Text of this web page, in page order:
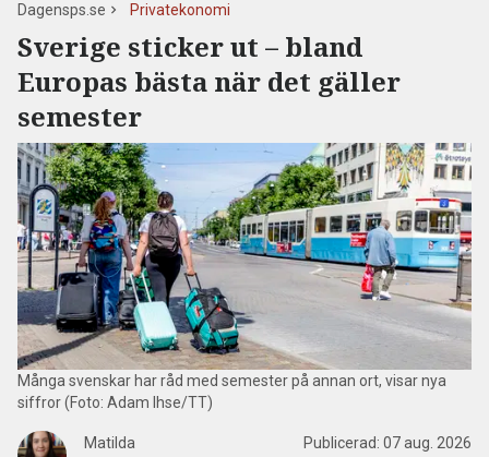
Dagensps.se Privatekonomi
Sverige sticker ut – bland
Europas bästa när det gäller
semester
Många svenskar har råd med semester på annan ort, visar nya
siffror (Foto: Adam Ihse/TT)
Matilda
Publicerad: 07 aug. 2026